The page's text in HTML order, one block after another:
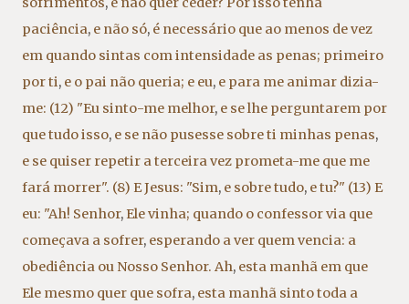
paciência, e não só, é necessário que ao menos de vez
em quando sintas com intensidade as penas; primeiro
por ti, e o pai não queria; e eu, e para me animar dizia-
me: (12) "Eu sinto-me melhor, e se lhe perguntarem por
que tudo isso, e se não pusesse sobre ti minhas penas,
e se quiser repetir a terceira vez prometa-me que me
fará morrer". (8) E Jesus: "Sim, e sobre tudo, e tu?" (13) E
eu: "Ah! Senhor,Ele vinha; quando o confessor via que
começava a sofrer, esperando a ver quem vencia: a
obediência ou Nosso Senhor. Ah, esta manhã em que
Ele mesmo quer que sofra, esta manhã sinto toda a